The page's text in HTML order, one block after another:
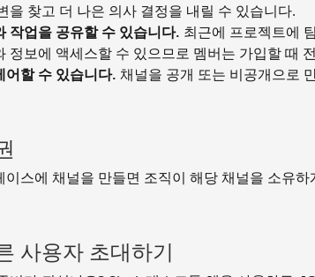
을 찾고 더 나은 의사 결정을 내릴 수 있습니다.
작업을 공유할 수 있습니다. 최근에 프로젝트에
정보에 액세스할 수 있으므로 멤버는 가입할 때
어할 수 있습니다. 채널을 공개 또는 비공개으로
이스에 채널을 만들면 조직이 해당 채널을 소유
사용자 초대하기